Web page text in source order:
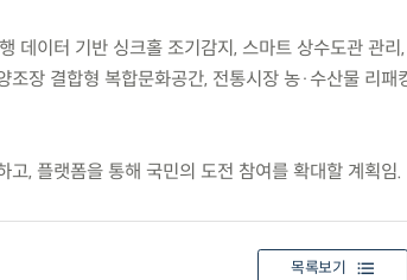
데이터 기반 싱크홀 조기감지, 스마트 상수도관 관리,
장 결합형 복합문화공간, 전통시장 농·수산물 리패
, 플랫폼을 통해 국민의 도전 참여를 확대할 계획임.
목록보기